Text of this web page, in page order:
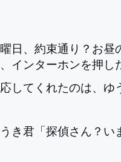
曜日、約束通り？お
インターホンを押し
してくれたのは、ゆ
き君「探偵さん？い